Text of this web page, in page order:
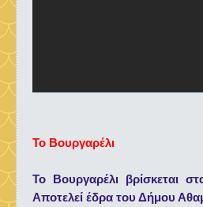
Το Βουργαρέλι
Το Βουργαρέλι βρίσκεται
Αποτελεί έδρα του Δήμου